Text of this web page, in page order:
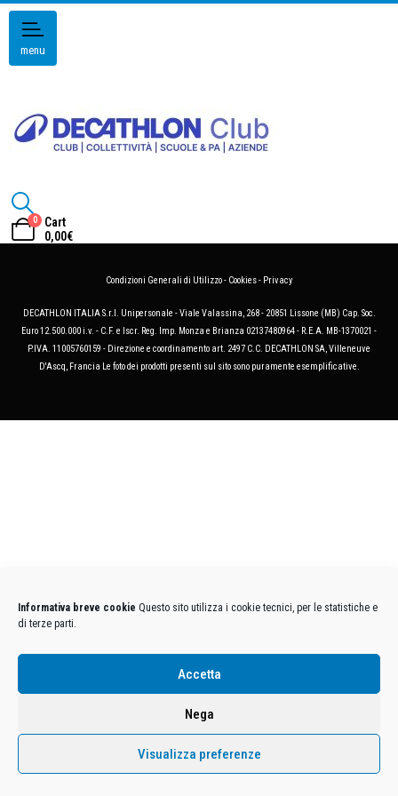
Informativa breve cookie Questo sito utilizza i cookie tecnici, per le statistiche e
di terze parti.
Accetta
Nega
Visualizza preferenze
menu
0
Cart
0,00€
Condizioni Generali di Utilizzo- Cookies- Privacy
DECATHLON ITALIA S.r.l. Unipersonale - Viale Valassina, 268 - 20851 Lissone (MB) Cap. Soc.
Euro 12.500.000 i.v. - C.F. e Iscr. Reg. Imp. Monza e Brianza 02137480964 - R.E.A. MB-1370021 -
P.IVA. 11005760159 - Direzione e coordinamento art. 2497 C.C. DECATHLON SA, Villeneuve
D'Ascq, Francia Le foto dei prodotti presenti sul sito sono puramente esemplificative.